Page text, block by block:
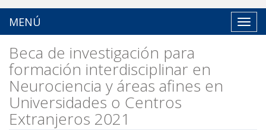
MENÚ
Beca de investigación para
formación interdisciplinar en
Neurociencia y áreas afines en
Universidades o Centros
Extranjeros 2021